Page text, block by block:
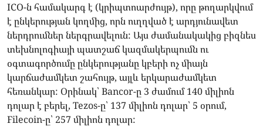
ICO-ն համակարգ է (կրիպտոարժույթ), որը թողարկվում
է ընկերության կողմից, որն ուղղված է արդյունավետ
ներդրումներ ներգրավելուն: Այս ժամանակակից բիզնես
տեխնոլոգիայի պատշաճ կազմակերպումն ու
օգտագործումը ընկերությանը կբերի ոչ միայն
կարճաժամկետ շահույթ, այլև երկարաժամկետ
հեռանկար: Օրինակ՝ Bancor-ը 3 ժամում 140 միլիոն
դոլար է բերել, Tezos-ը՝ 137 միլիոն դոլար՝ 5 օրում,
Filecoin-ը՝ 257 միլիոն դոլար: